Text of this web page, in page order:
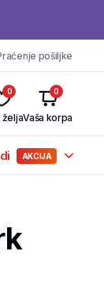
pošiljke
0
želja
0
Vaša korpa
AKCIJA